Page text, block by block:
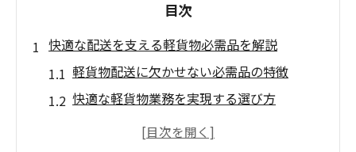
目次
快適な配送を支える軽貨物必需品を解説
軽貨物配送に欠かせない必需品の特徴
快適な軽貨物業務を実現する選び方
軽貨物ドライバーが実感する便利グッズ